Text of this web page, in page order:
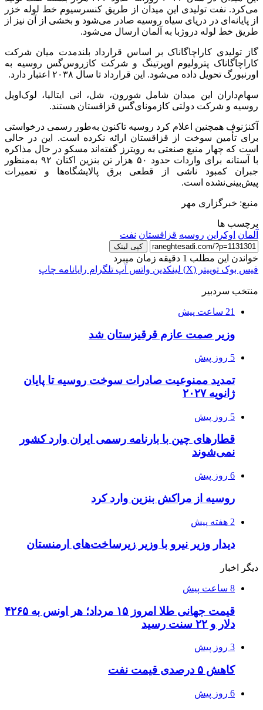
می‌کرد. نفت تولیدی این میدان از طریق کنسرسیوم خط لوله خزر
از پایانه‌ای در دریای سیاه روسیه صادر می‌شود و بخشی از آن نیز از
طریق خط لوله دروژبا به آلمان ارسال می‌شود.
گاز تولیدی کاراچاگاناک بر اساس قرارداد بلندمدت میان شرکت
کاراچاگاناک پترولیوم اوپرتینگ و شرکت کازروس‌گس روسیه به
اورنبورگ تحویل داده می‌شود. این قرارداد تا سال ۲۰۳۸ اعتبار دارد.
سهام‌داران این میدان شامل شورون، شل، انی ایتالیا، لوک‌اویل
روسیه و شرکت دولتی کازمونای‌گس قزاقستان هستند.
آکنژنوف همچنین اعلام کرد روسیه تاکنون به‌طور رسمی درخواستی
برای تأمین سوخت از قزاقستان ارائه نکرده است. این در حالی
است که چهار منبع صنعتی به رویترز گفته‌اند مسکو در حال مذاکره
با آستانه برای واردات حدود ۵۰ هزار تن بنزین اکتان ۹۲ به‌منظور
جبران کمبود ناشی از قطعی برق پالایشگاه‌ها و تعمیرات
پیش‌بینی‌نشده است.
منبع: خبرگزاری مهر
برچسب ها
آلمان اوکراین روسیه قزاقستان نفت
کپی لینک
خواندن این مطلب 1 دقیقه زمان میبرد
فیس بوک توییتر (X) لینکدین واتس آپ تلگرام رایانامه چاپ
منتخب سردبیر
21 ساعت پیش
وزیر صمت عازم قرقیزستان شد
5 روز پیش
تمدید ممنوعیت صادرات سوخت روسیه تا پایان
ژانویه ۲۰۲۷
5 روز پیش
قطارهای چین با بارنامه رسمی ایران وارد کشور
نمی‌شوند
6 روز پیش
روسیه از مراکش بنزین وارد کرد
2 هفته پیش
دیدار وزیر نیرو با وزیر زیرساخت‌های ارمنستان
دیگر اخبار
8 ساعت پیش
قیمت جهانی طلا امروز ۱۵ مرداد؛ هر اونس به ۴۲۶۵
دلار و ۲۲ سنت رسید
3 روز پیش
کاهش ۵ درصدی قیمت نفت
6 روز پیش